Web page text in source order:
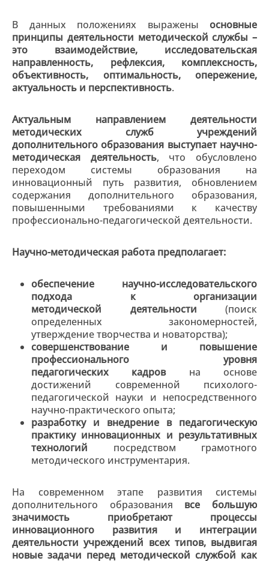
В данных положениях выражены основные
принципы деятельности методической службы –
это взаимодействие, исследовательская
направленность, рефлексия, комплексность,
объективность, оптимальность, опережение,
актуальность и перспективность.
Актуальным направлением деятельности
методических служб учреждений
дополнительного образования выступает научно-
методическая деятельность, что обусловлено
переходом системы образования на
инновационный путь развития, обновлением
содержания дополнительного образования,
повышенными требованиями к качеству
профессионально-педагогической деятельности.
Научно-методическая работа предполагает:
обеспечение научно-исследовательского
подхода к организации
методической деятельности (поиск
определенных закономерностей,
утверждение творчества и новаторства);
совершенствование и повышение
профессионального уровня
педагогических кадровна основе
достижений современной психолого-
педагогической науки и непосредственного
научно-практического опыта;
разработку и внедрение в педагогическую
практику инновационных и результативных
технологий посредством грамотного
методического инструментария.
На современном этапе развития системы
дополнительного образования все большую
значимость приобретают процессы
инновационного развития и интеграции
деятельности учреждений всех типов, выдвигая
новые задачи перед методической службой как